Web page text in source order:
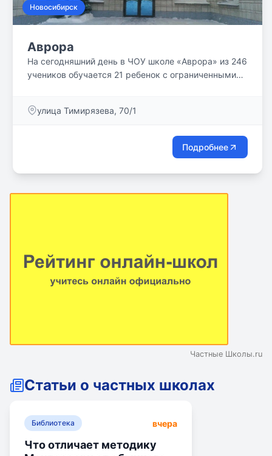
Новосибирск
Аврора
На сегодняшний день в ЧОУ школе «Аврора» из 246
учеников обучается 21 ребенок с ограниченными
задержкой психического и речевого развития, дети
церебральным параличом, слабослышащие дети, а
также с физическими недостатками и соматически
программы, реализация которых позволяет не
улица Тимирязева, 70/1
Подробнее
Частные Школы.ru
Статьи о частных школах
Библиотека вчера
Что отличает методику